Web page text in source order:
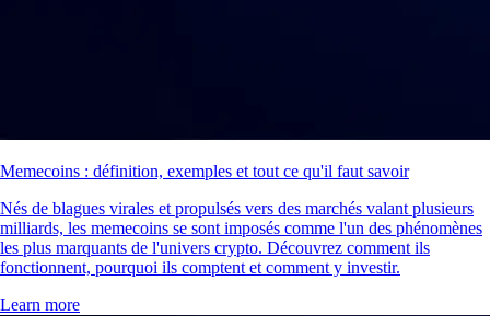
Memecoins : définition, exemples et tout ce qu'il faut savoir
Nés de blagues virales et propulsés vers des marchés valant plusieurs
milliards, les memecoins se sont imposés comme l'un des phénomènes
les plus marquants de l'univers crypto. Découvrez comment ils
fonctionnent, pourquoi ils comptent et comment y investir.
Learn more